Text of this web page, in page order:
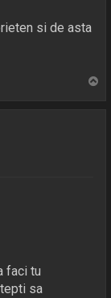
si de asta
faci tu
sa